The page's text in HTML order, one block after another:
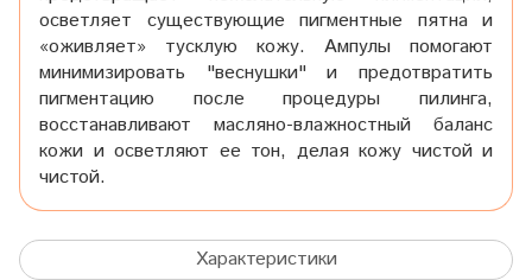
осветляет существующие пигментные пятна и
«оживляет» тусклую кожу. Ампулы помогают
минимизировать "веснушки" и предотвратить
пигментацию после процедуры пилинга,
восстанавливают масляно-влажностный баланс
кожи и осветляют ее тон, делая кожу чистой и
чистой.
Характеристики